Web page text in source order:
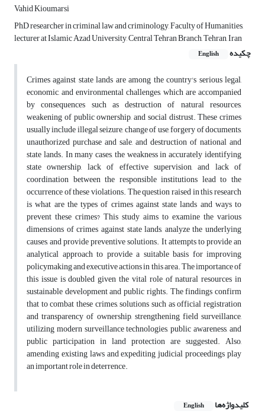
Vahid Kioumarsi
PhD researcher in criminal law and criminology, Faculty of Humanities,
lecturer at Islamic Azad University, Central Tehran Branch, Tehran, Iran
چکیده
English
Crimes against state lands are among the country's serious legal,
economic, and environmental challenges, which are accompanied
by consequences such as destruction of natural resources,
weakening of public ownership, and social distrust. These crimes
usually include illegal seizure, change of use, forgery of documents,
unauthorized purchase and sale, and destruction of national and
state lands. In many cases, the weakness in accurately identifying
state ownership, lack of effective supervision, and lack of
coordination between the responsible institutions lead to the
occurrence of these violations. The question raised in this research
is what are the types of crimes against state lands and ways to
prevent these crimes? This study aims to examine the various
dimensions of crimes against state lands, analyze the underlying
causes, and provide preventive solutions. It attempts to provide an
analytical approach to provide a suitable basis for improving
policymaking and executive actions in this area. The importance of
this issue is doubled given the vital role of natural resources in
sustainable development and public rights. The findings confirm
that to combat these crimes, solutions such as official registration
and transparency of ownership, strengthening field surveillance,
utilizing modern surveillance technologies, public awareness, and
public participation in land protection are suggested. Also,
amending existing laws and expediting judicial proceedings play
an important role in deterrence.
کلیدواژه‌ها English